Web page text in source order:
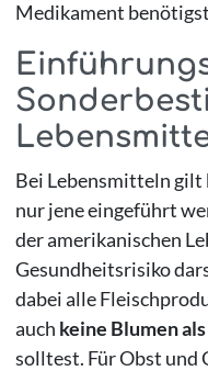
Medikament
Bei Lebensmitteln gilt
nur jene eingeführt
der amerikanischen
Gesundheitsrisiko
dabei alle
auch keine Blumen
solltest. Für Obst und